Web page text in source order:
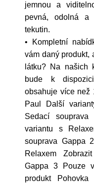
jemnou a
pevná, odolná a
tekutin.
• Kompletní
vám daný produkt,
látku? Na našich
bude k
obsahuje více než
Paul Další
Sedací
variantu s
souprava Gappa
Relaxem
Gappa 3 Pouze
produkt